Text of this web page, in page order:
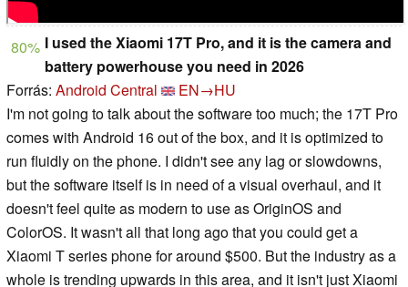
80% I used the Xiaomi 17T Pro, and it is the camera and
battery powerhouse you need in 2026
Forrás: Android Central
EN→HU
I'm not going to talk about the software too much; the 17T Pro
comes with Android 16 out of the box, and it is optimized to
run fluidly on the phone. I didn't see any lag or slowdowns,
but the software itself is in need of a visual overhaul, and it
doesn't feel quite as modern to use as OriginOS and
ColorOS. It wasn't all that long ago that you could get a
Xiaomi T series phone for around $500. But the industry as a
whole is trending upwards in this area, and it isn't just Xiaomi